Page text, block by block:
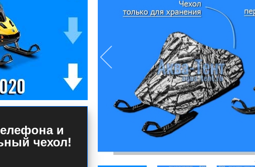
и
чехол!